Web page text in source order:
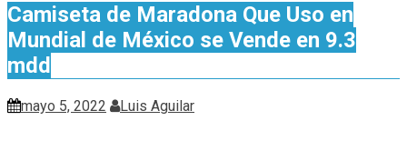
Camiseta de Maradona Que Uso en
Mundial de México se Vende en 9.3
mdd
mayo 5, 2022 Luis Aguilar